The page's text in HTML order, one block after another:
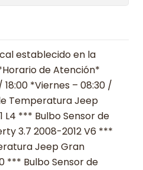
establecido en la
de Atención*
18:00 *Viernes – 08:30 /
Temperatura Jeep
L4 *** Bulbo Sensor de
3.7 2008-2012 V6 ***
Jeep Gran
*** Bulbo Sensor de